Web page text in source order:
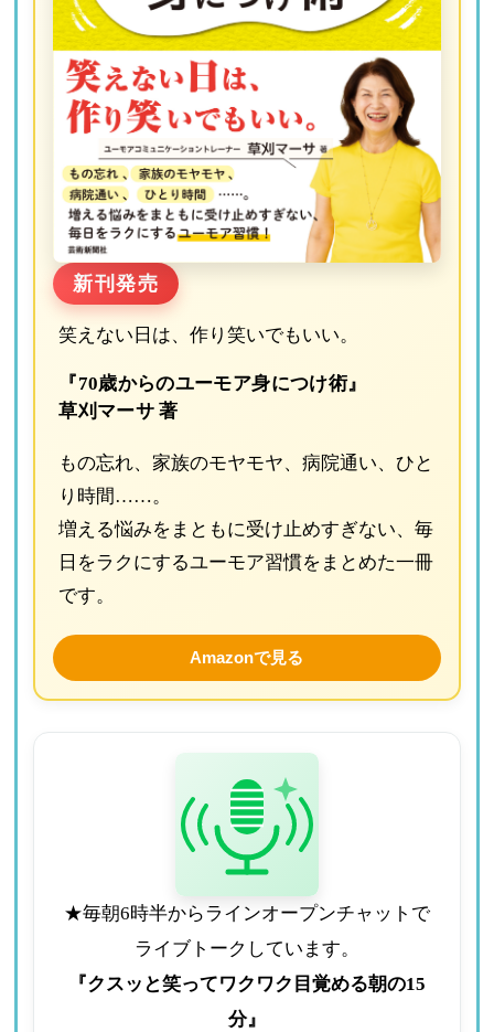
新刊発売
笑えない日は、作り笑いでもいい。
『70歳からのユーモア身につけ術』
草刈マーサ 著
もの忘れ、家族のモヤモヤ、病院通い、ひと
り時間……。
増える悩みをまともに受け止めすぎない、毎
日をラクにするユーモア習慣をまとめた一冊
です。
Amazonで見る
★毎朝6時半からラインオープンチャットで
ライブトークしています。
『クスッと笑ってワクワク目覚める朝の15
分』